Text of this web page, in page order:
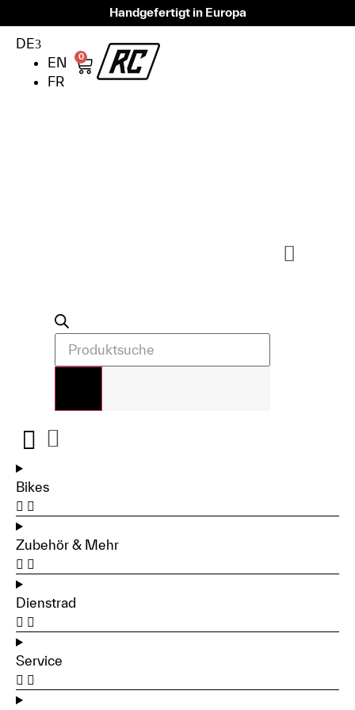
Handgefertigt in Europa
DE
EN
FR
0
Bikes
Zubehör & Mehr
Dienstrad
Service